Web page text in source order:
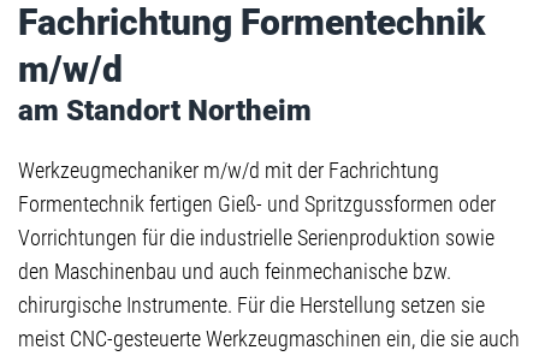
Fachrichtung Formentechnik
m/w/d
am Standort Northeim
Werkzeugmechaniker m/w/d mit der Fachrichtung
Formentechnik fertigen Gieß- und Spritzgussformen oder
Vorrichtungen für die industrielle Serienproduktion sowie
den Maschinenbau und auch feinmechanische bzw.
chirurgische Instrumente. Für die Herstellung setzen sie
meist CNC-gesteuerte Werkzeugmaschinen ein, die sie auch